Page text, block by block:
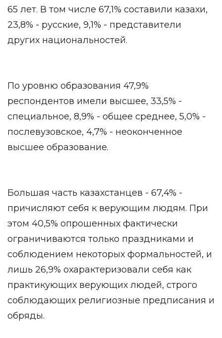
65 лет. В том числе 67,1% составили казахи,
23,8% - русские, 9,1% - представители
других национальностей.
По уровню образования 47,9%
респондентов имели высшее, 33,5% -
специальное, 8,9% - общее среднее, 5,0% -
послевузовское, 4,7% - неоконченное
высшее образование.
Большая часть казахстанцев - 67,4% -
причисляют себя к верующим людям. При
этом 40,5% опрошенных фактически
ограничиваются только праздниками и
соблюдением некоторых формальностей, и
лишь 26,9% охарактеризовали себя как
практикующих верующих людей, строго
соблюдающих религиозные предписания и
обряды.